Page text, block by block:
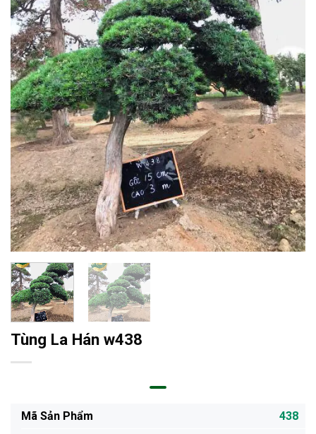
Tùng La Hán w438
Mã Sản Phẩm
438